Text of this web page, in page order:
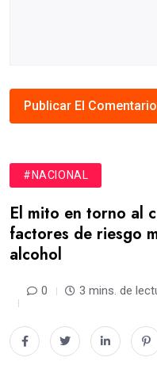
#NACIONAL
El mito en torno al
factores de riesgo
alcohol
0 3 mins. de